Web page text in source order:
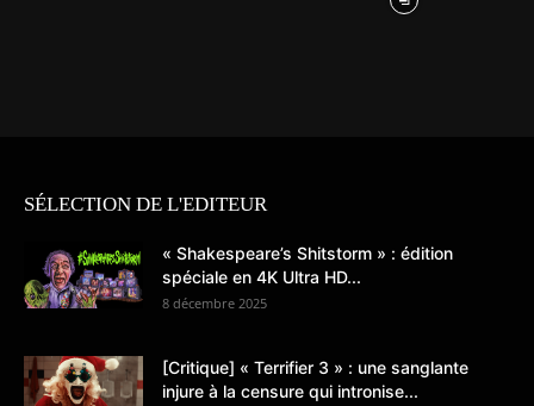
SÉLECTION DE L'EDITEUR
« Shakespeare’s Shitstorm » : édition
spéciale en 4K Ultra HD...
8 décembre 2025
[Critique] « Terrifier 3 » : une sanglante
injure à la censure qui intronise...